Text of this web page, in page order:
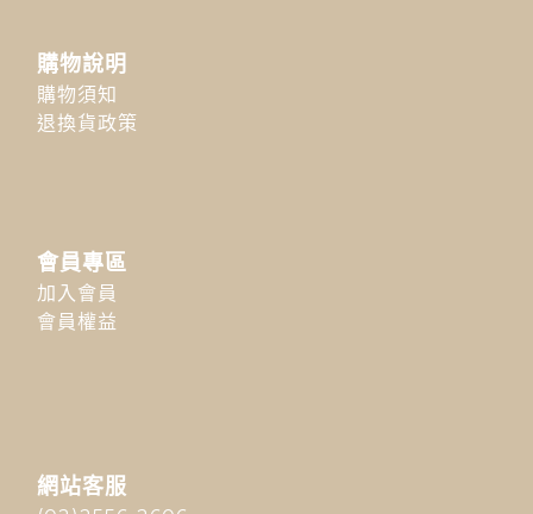
購物說明
購物須知
退換貨政策
會員專區
加入會員
會員權益
網站客服